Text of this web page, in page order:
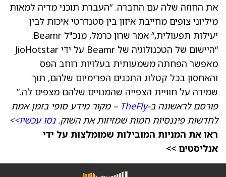
את החוזה שלה עם החברה. “העברת תוכני מדיה למאות
מיליוני צופים מחייבת איזון בין סטנדרטי איכות לבין
יעילות תפעולית,” אמר שרון כרמל, מנכ"ל Beamr.
“היישום של הטכנולוגיה של Beamr על ידי JioHotstar
מאפשר הפחתה משמעותית בעלויות רוחב הפס
והאחסון בכל קטלוג התכנים הפרימיום שלהם, תוך
שמירה על חוויית הצפייה שהמנויים שלהם מצפים לה.”
פורסם לראשונה ב-TheFly – מקור מידע סופי בזמן אמת
לחדשות פיננסיות חמות שמזיזות את השוק.נסו עכשיו>>
ראו את המניות המובילות שמומלצות על ידי
אנליסטים >>